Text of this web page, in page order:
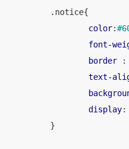
.notice{
color:
font-
border :
text-
display: